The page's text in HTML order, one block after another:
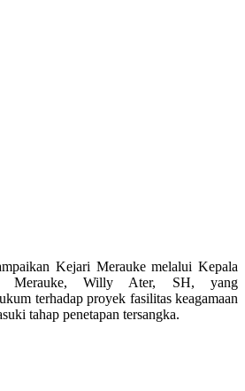
Kejari Merauke melalui Kepala
Merauke, Willy Ater, SH, yang
terhadap proyek fasilitas keagamaan
tahap penetapan tersangka.